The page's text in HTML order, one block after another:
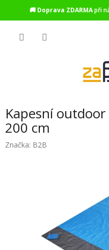
🚚 Doprava ZDARMApři
Kapesní
200 cm
Značka: B2B